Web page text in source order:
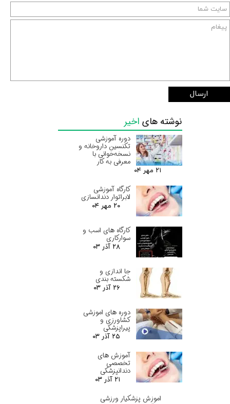
ارسال
نوشته های اخیر
دوره آموزشی
تکنسین داروخانه و
نسخه‌خوانی با
معرفی به کار
۲۱ مهر ۰۴
کارگاه آموزشی
لابراتوار دندانسازی
۲۰ مهر ۰۴
کارگاه های اسب و
سوارکاری
۲۸ آذر ۰۳
جا اندازی و
شکسته بندی
۲۶ آذر ۰۳
دوره های اموزشی
کشاورزی و
پیراپزشکی
۲۵ آذر ۰۳
آموزش های
تخصصی
دندانپزشکی
۲۱ آذر ۰۳
اموزش پزشکیار ورزشی